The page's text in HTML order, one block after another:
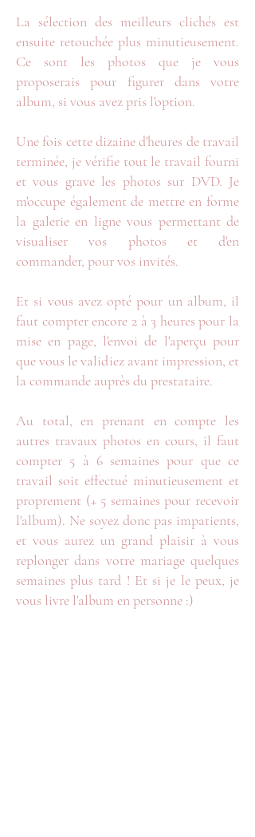
La sélection des meilleurs clichés est
ensuite retouchée plus minutieusement.
Ce sont les photos que je vous
proposerais pour figurer dans votre
album, si vous avez pris l'option.
Une fois cette dizaine d'heures de travail
terminée, je vérifie tout le travail fourni
et vous grave les photos sur DVD. Je
m'occupe également de mettre en forme
la galerie en ligne vous permettant de
visualiser vos photos et d'en
commander, pour vos invités.
Et si vous avez opté pour un album, il
faut compter encore 2 à 3 heures pour la
mise en page, l'envoi de l'aperçu pour
que vous le validiez avant impression, et
la commande auprès du prestataire.
Au total, en prenant en compte les
autres travaux photos en cours, il faut
compter 5 à 6 semaines pour que ce
travail soit effectué minutieusement et
proprement (+ 5 semaines pour recevoir
l'album). Ne soyez donc pas impatients,
et vous aurez un grand plaisir à vous
replonger dans votre mariage quelques
semaines plus tard ! Et si je le peux, je
vous livre l'album en personne :)